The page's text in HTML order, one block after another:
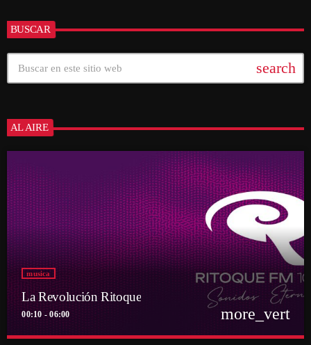
BUSCAR
search
AL AIRE
musica
La Revolución Ritoque
00:10 - 06:00 more_vert